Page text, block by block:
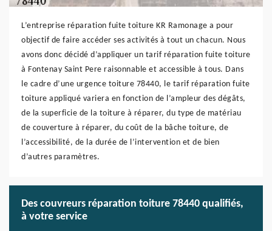
L’entreprise réparation fuite toiture KR Ramonage a pour
objectif de faire accéder ses activités à tout un chacun. Nous
avons donc décidé d’appliquer un tarif réparation fuite toiture
à Fontenay Saint Pere raisonnable et accessible à tous. Dans
le cadre d’une urgence toiture 78440, le tarif réparation fuite
toiture appliqué variera en fonction de l’ampleur des dégâts,
de la superficie de la toiture à réparer, du type de matériau
de couverture à réparer, du coût de la bâche toiture, de
l’accessibilité, de la durée de l’intervention et de bien
d’autres paramètres.
Des couvreurs réparation toiture 78440 qualifiés,
à votre service